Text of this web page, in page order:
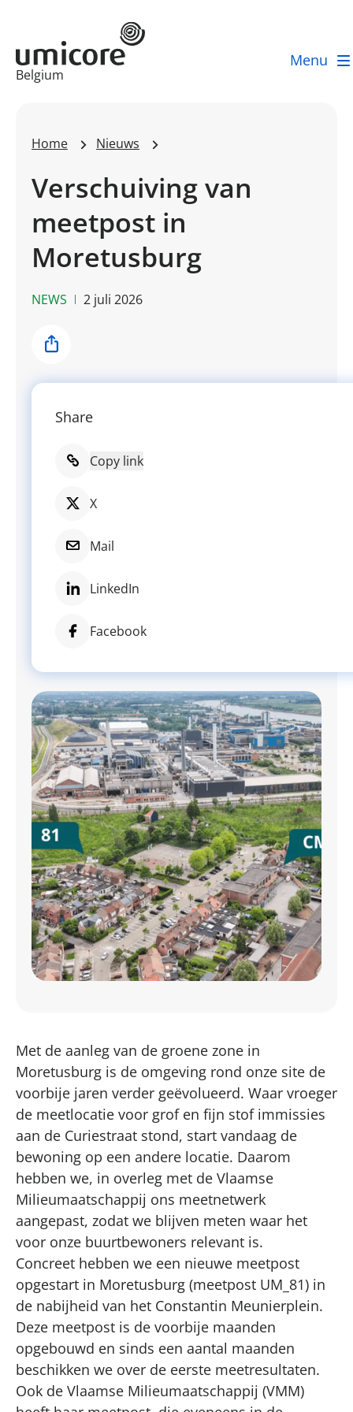
Businessunit:
Belgium
Menu
Home Nieuws
Verschuiving van
meetpost in
Moretusburg
NEWS 2 juli 2026
Share
Share
Copy link
X
Mail
LinkedIn
Facebook
Met de aanleg van de groene zone in
Moretusburg is de omgeving rond onze site de
voorbije jaren verder geëvolueerd. Waar vroeger
de meetlocatie voor grof en fijn stof immissies
aan de Curiestraat stond, start vandaag de
bewoning op een andere locatie. Daarom
hebben we, in overleg met de Vlaamse
Milieumaatschappij ons meetnetwerk
aangepast, zodat we blijven meten waar het
voor onze buurtbewoners relevant is.
Concreet hebben we een nieuwe meetpost
opgestart in Moretusburg (meetpost UM_81) in
de nabijheid van het Constantin Meunierplein.
Deze meetpost is de voorbije maanden
opgebouwd en sinds een aantal maanden
beschikken we over de eerste meetresultaten.
Ook de Vlaamse Milieumaatschappij (VMM)